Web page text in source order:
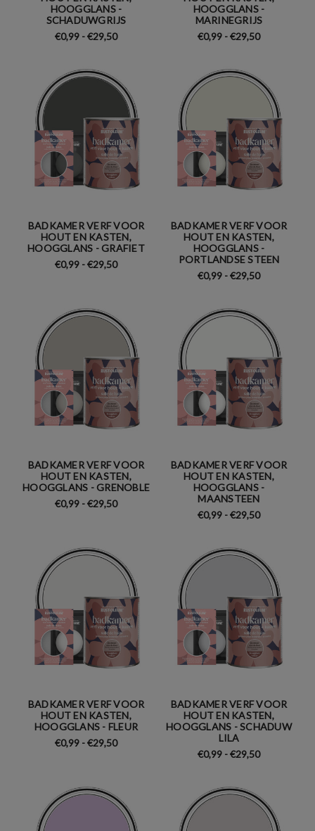
HOOGGLANS -
SCHADUWGRIJS
€0,99 - €29,50
HOOGGLANS -
MARINEGRIJS
€0,99 - €29,50
BADKAMER VERF VOOR
HOUT EN KASTEN,
HOOGGLANS - GRAFIET
€0,99 - €29,50
BADKAMER VERF VOOR
HOUT EN KASTEN,
HOOGGLANS -
PORTLANDSE STEEN
€0,99 - €29,50
BADKAMER VERF VOOR
HOUT EN KASTEN,
HOOGGLANS - GRENOBLE
€0,99 - €29,50
BADKAMER VERF VOOR
HOUT EN KASTEN,
HOOGGLANS -
MAANSTEEN
€0,99 - €29,50
BADKAMER VERF VOOR
HOUT EN KASTEN,
HOOGGLANS - FLEUR
€0,99 - €29,50
BADKAMER VERF VOOR
HOUT EN KASTEN,
HOOGGLANS - SCHADUW
LILA
€0,99 - €29,50